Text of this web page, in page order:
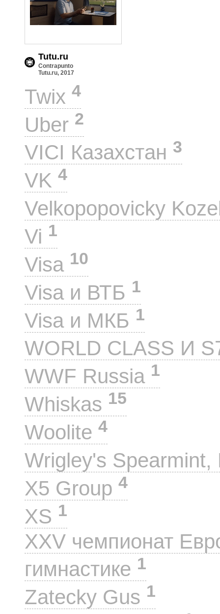
Tutu.ru
Contrapunto
Tutu.ru, 2017
Twix 4
Uber 2
VICI Казахстан 3
VK 4
Velkopopovicky
Vi 1
Visa 10
Visa и ВТБ 1
Visa и МКБ 1
WORLD CLASS И
WWF Russia 1
Whiskas 15
Woolite 4
Wrigley's
X5 Group 4
XS 1
XXV чемпионат
гимнастике 1
Zatecky Gus 1